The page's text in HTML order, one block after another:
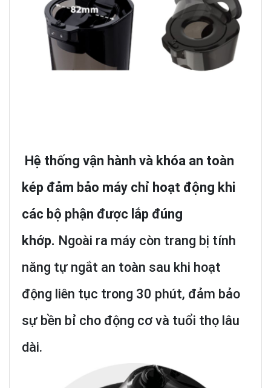
Hệ thống vận hành và khóa an toàn
kép đảm bảo máy chỉ hoạt động khi
các bộ phận được lắp đúng
khớp. Ngoài ra máy còn trang bị tính
năng tự ngắt an toàn sau khi hoạt
động liên tục trong 30 phút, đảm bảo
sự bền bỉ cho động cơ và tuổi thọ lâu
dài.